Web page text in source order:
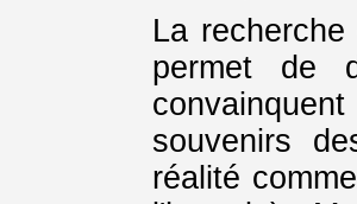
La
permet de
souvenirs
réalité